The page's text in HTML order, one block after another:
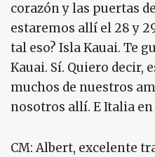
corazón y las puertas
estaremos allí el 28 y
tal eso? Isla Kauai. Te
Kauai. Sí. Quiero decir,
muchos de nuestros
nosotros allí. E Italia
CM: Albert, excelente